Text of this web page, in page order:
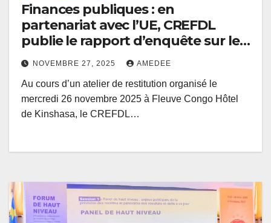
Finances publiques : en
partenariat avec l’UE, CREFDL
publie le rapport d’enquête sur le
potentiel fiscal et les mauvaises
pratiques de gouvernance dans 6
communes de Kinshasa
NOVEMBRE 27, 2025 AMEDEE
Au cours d’un atelier de restitution organisé le
mercredi 26 novembre 2025 à Fleuve Congo Hôtel
de Kinshasa, le CREFDL…